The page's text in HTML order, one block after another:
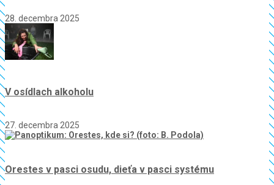
28. decembra 2025
V osídlach alkoholu
27. decembra 2025
Orestes v pasci osudu, dieťa v pasci systému